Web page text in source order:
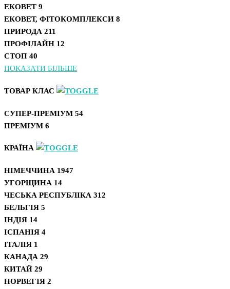
ЕКОВЕТ 9
ЕКОВЕТ, ФІТОКОМПЛЕКСИ 8
ПРИРОДА 211
ПРОФІЛАЙН 12
СТОП 40
ПОКАЗАТИ БІЛЬШЕ
ТОВАР КЛАС
СУПЕР-ПРЕМІУМ 54
ПРЕМІУМ 6
КРАЇНА
НІМЕЧЧИНА 1947
УГОРЩИНА 14
ЧЕСЬКА РЕСПУБЛІКА 312
БЕЛЬГІЯ 5
ІНДІЯ 14
ІСПАНІЯ 4
ІТАЛІЯ 1
КАНАДА 29
КИТАЙ 29
НОРВЕГІЯ 2